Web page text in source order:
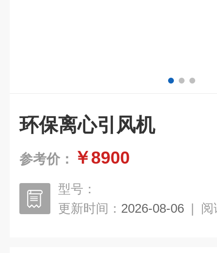
环保离心引风机
参考价： ￥8900
型号：
更新时间： 2026-08-06 | 阅